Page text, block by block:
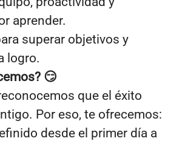
aprender.
superar objetivos y
logro.
😏
que el éxito
Por eso, te ofrecemos:
desde el primer día a